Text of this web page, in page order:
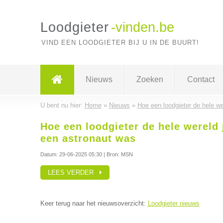
Loodgieter -vinden.be
VIND EEN LOODGIETER BIJ U IN DE BUURT!
Nieuws Zoeken Contact
U bent nu hier: Home» Nieuws » Hoe een loodgieter de hele
Hoe een loodgieter de hele
een astronaut was
Datum: 29-06-2025 05:30| Bron: MSN
LEES VERDER
Keer terug naar het nieuwsoverzicht: Loodgieter nieuws